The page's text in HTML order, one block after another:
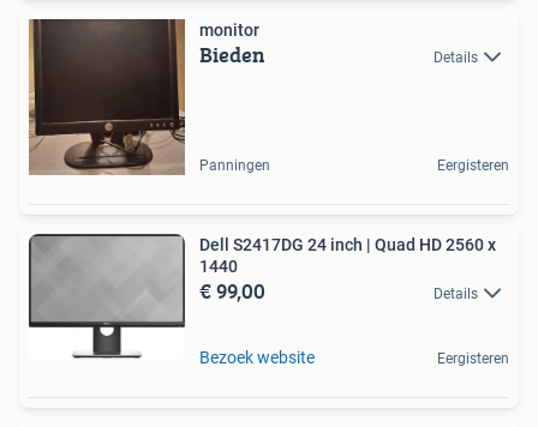
monitor
Bieden Details
Panningen Eergisteren
Dell S2417DG 24 inch | Quad HD 2560 x
1440
€ 99,00 Details
Bezoek website Eergisteren